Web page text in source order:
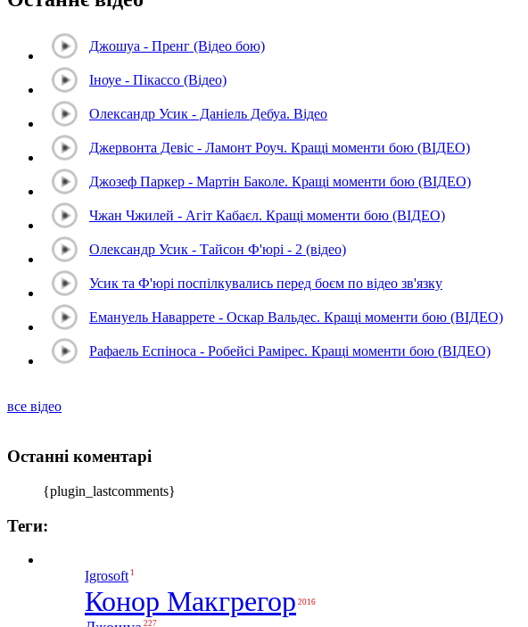
Джошуа - Пренг (Відео бою)
Іноуе - Пікассо (Відео)
Олександр Усик - Даніель Дебуа. Відео
Джервонта Девіс - Ламонт Роуч. Кращі моменти бою (ВІДЕО)
Джозеф Паркер - Мартін Баколе. Кращі моменти бою (ВІДЕО)
Чжан Чжилей - Агіт Кабаєл. Кращі моменти бою (ВІДЕО)
Олександр Усик - Тайсон Ф'юрі - 2 (відео)
Усик та Ф'юрі поспілкувались перед боєм по відео зв'язку
Емануель Наваррете - Оскар Вальдес. Кращі моменти бою (ВІДЕО)
Рафаель Еспіноса - Робейсі Рамірес. Кращі моменти бою (ВІДЕО)
все відео
Останні коментарі
{plugin_lastcomments}
Теги:
Igrosoft 1
Конор Макгрегор 2016
227